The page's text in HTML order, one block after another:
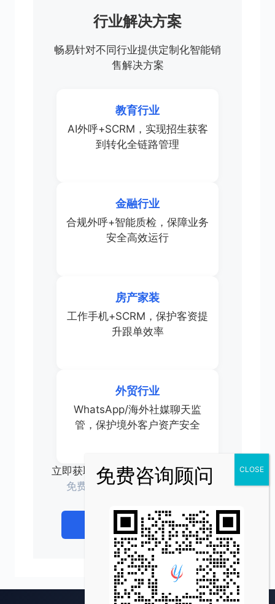
行业解决方案
畅易针对不同行业提供定制化智能销
售解决方案
教育行业
AI外呼+SCRM，实现招生获客
到转化全链路管理
金融行业
合规外呼+智能质检，保障业务
安全高效运行
房产家装
工作手机+SCRM，保护客资提
升跟单效率
外贸行业
WhatsApp/海外社媒聊天监
管，保护境外客户资产安全
立即获取专属方案
免费试用 · 快速部署 · 1对1服务
立即咨询 查看价格